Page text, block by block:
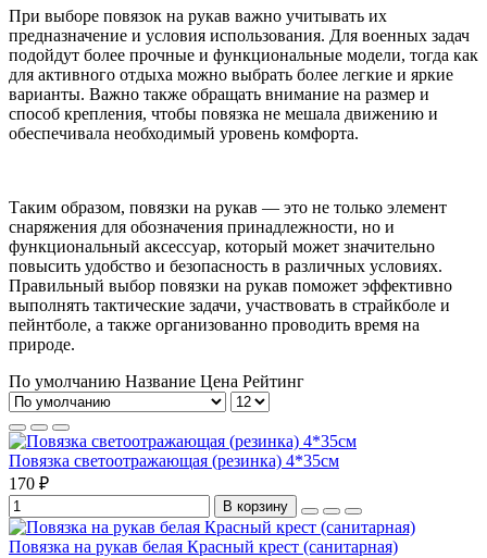
При выборе повязок на рукав важно учитывать их
предназначение и условия использования. Для военных задач
подойдут более прочные и функциональные модели, тогда как
для активного отдыха можно выбрать более легкие и яркие
варианты. Важно также обращать внимание на размер и
способ крепления, чтобы повязка не мешала движению и
обеспечивала необходимый уровень комфорта.
Таким образом, повязки на рукав — это не только элемент
снаряжения для обозначения принадлежности, но и
функциональный аксессуар, который может значительно
повысить удобство и безопасность в различных условиях.
Правильный выбор повязки на рукав поможет эффективно
выполнять тактические задачи, участвовать в страйкболе и
пейнтболе, а также организованно проводить время на
природе.
По умолчанию Название Цена Рейтинг
Повязка светоотражающая (резинка) 4*35см
170 ₽
В корзину
Повязка на рукав белая Красный крест (санитарная)